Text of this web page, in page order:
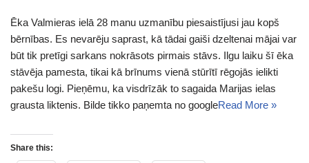
Ēka Valmieras ielā 28 manu uzmanību piesaistījusi jau kopš
bērnības. Es nevarēju saprast, kā tādai gaiši dzeltenai mājai var
būt tik pretīgi sarkans nokrāsots pirmais stāvs. Ilgu laiku šī ēka
stāvēja pamesta, tikai kā brīnums vienā stūrītī rēgojās ielikti
pakešu logi. Pieņēmu, ka visdrīzāk to sagaida Marijas ielas
grausta liktenis. Bilde tikko paņemta no googleRead More »
Share this: